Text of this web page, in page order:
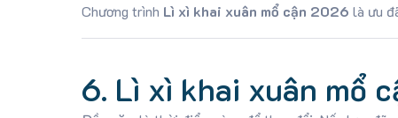
Chương trình Lì xì khai xuân mổ cận 2026 là ưu
6. Lì xì khai xuân mổ